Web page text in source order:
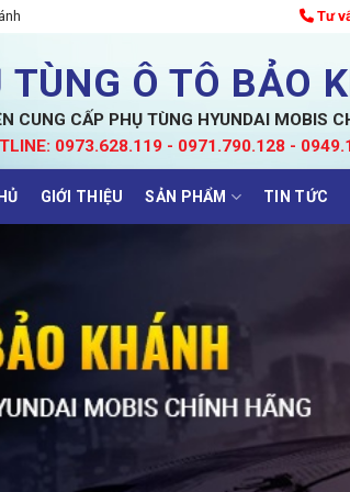
Tư
TÙNG Ô TÔ BẢO
CUNG CẤP PHỤ TÙNG HYUNDAI MOBIS
0973.628.119 - 0971.790.128 -
GIỚI THIỆU SẢN PHẨM TIN TỨC